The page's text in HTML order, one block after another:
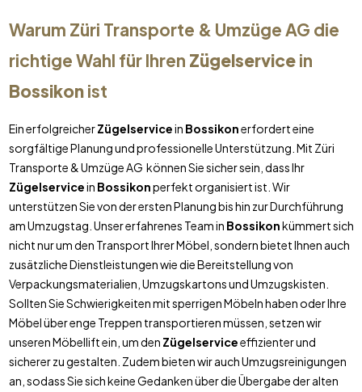
Warum Züri Transporte & Umzüge AG die
richtige Wahl für Ihren Zügelservicein
Bossikonist
Ein erfolgreicherZügelservicein Bossikonerfordert eine
sorgfältige Planung und professionelle Unterstützung. Mit Züri
Transporte & Umzüge AG können Sie sicher sein, dass Ihr
Zügelservicein Bossikonperfekt organisiert ist. Wir
unterstützen Sie von der ersten Planung bis hin zur Durchführung
am Umzugstag. Unser erfahrenes Team in Bossikonkümmert sich
nicht nur um den Transport Ihrer Möbel, sondern bietet Ihnen auch
zusätzliche Dienstleistungen wie die Bereitstellung von
Verpackungsmaterialien, Umzugskartons und Umzugskisten.
Sollten Sie Schwierigkeiten mit sperrigen Möbeln haben oder Ihre
Möbel über enge Treppen transportieren müssen, setzen wir
unseren Möbellift ein, um den Zügelserviceeffizienter und
sicherer zu gestalten. Zudem bieten wir auch Umzugsreinigungen
an, sodass Sie sich keine Gedanken über die Übergabe der alten